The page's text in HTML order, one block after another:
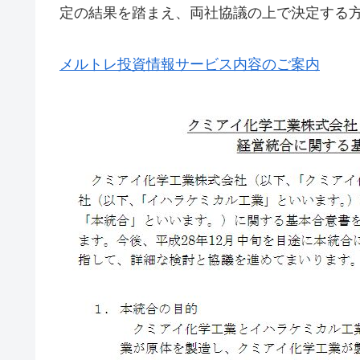
定の結果を踏まえ、両社協議の上で決定する
メルトレ投資情報サービス内容のご案内